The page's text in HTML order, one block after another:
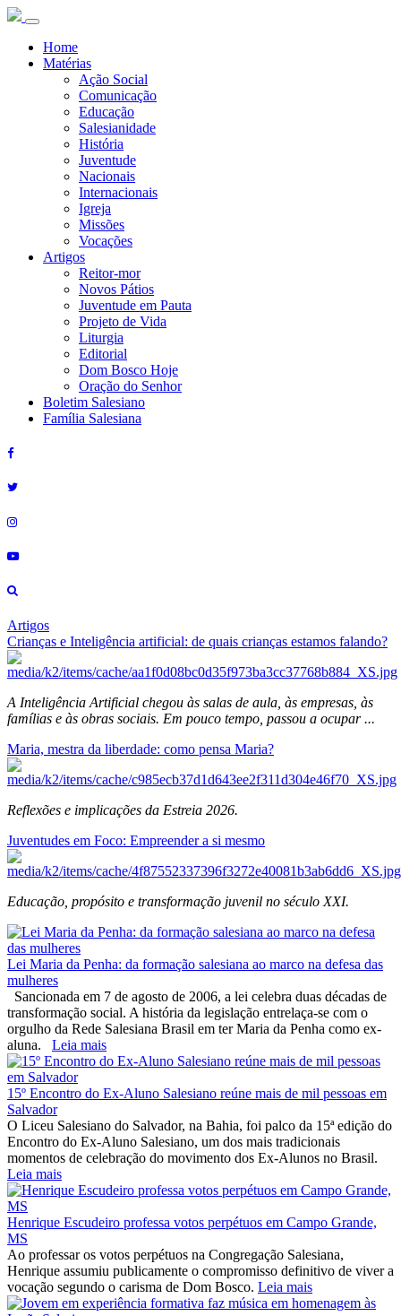
Home
Matérias
Ação Social
Comunicação
Educação
Salesianidade
História
Juventude
Nacionais
Internacionais
Igreja
Missões
Vocações
Artigos
Reitor-mor
Novos Pátios
Juventude em Pauta
Projeto de Vida
Liturgia
Editorial
Dom Bosco Hoje
Oração do Senhor
Boletim Salesiano
Família Salesiana
Artigos
Crianças e Inteligência artificial: de quais crianças estamos falando?
A Inteligência Artificial chegou às salas de aula, às empresas, às
famílias e às obras sociais. Em pouco tempo, passou a ocupar ...
Maria, mestra da liberdade: como pensa Maria?
Reflexões e implicações da Estreia 2026.
Juventudes em Foco: Empreender a si mesmo
Educação, propósito e transformação juvenil no século XXI.
Lei Maria da Penha: da formação salesiana ao marco na defesa das
mulheres
Sancionada em 7 de agosto de 2006, a lei celebra duas décadas de
transformação social. A história da legislação entrelaça-se com o
orgulho da Rede Salesiana Brasil em ter Maria da Penha como ex-
aluna. Leia mais
15º Encontro do Ex-Aluno Salesiano reúne mais de mil pessoas em
Salvador
O Liceu Salesiano do Salvador, na Bahia, foi palco da 15ª edição do
Encontro do Ex-Aluno Salesiano, um dos mais tradicionais
momentos de celebração do movimento dos Ex-Alunos no Brasil.
Leia mais
Henrique Escudeiro professa votos perpétuos em Campo Grande,
MS
Ao professar os votos perpétuos na Congregação Salesiana,
Henrique assumiu publicamente o compromisso definitivo de viver a
vocação segundo o carisma de Dom Bosco. Leia mais